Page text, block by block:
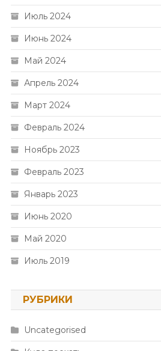
Июль 2024
Июнь 2024
Май 2024
Апрель 2024
Март 2024
Февраль 2024
Ноябрь 2023
Февраль 2023
Январь 2023
Июнь 2020
Май 2020
Июль 2019
РУБРИКИ
Uncategorised